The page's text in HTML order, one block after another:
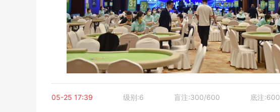
05-25 17:39 级别:6 盲注:300/600 底注:600